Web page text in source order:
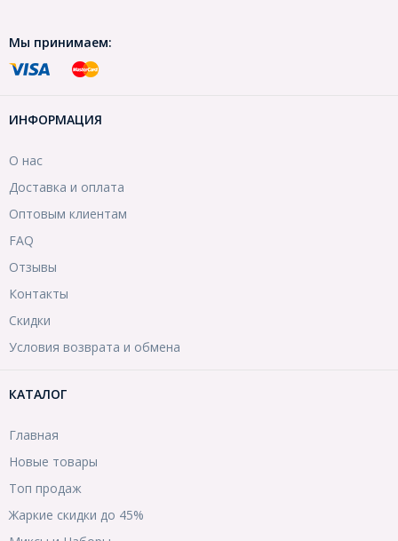
Мы принимаем:
ИНФОРМАЦИЯ
О нас
Доставка и оплата
Оптовым клиентам
FAQ
Отзывы
Контакты
Скидки
Условия возврата и обмена
КАТАЛОГ
Главная
Новые товары
Топ продаж
Жаркие скидки до 45%